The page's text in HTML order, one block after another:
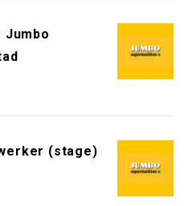
Jumbo
(stage)